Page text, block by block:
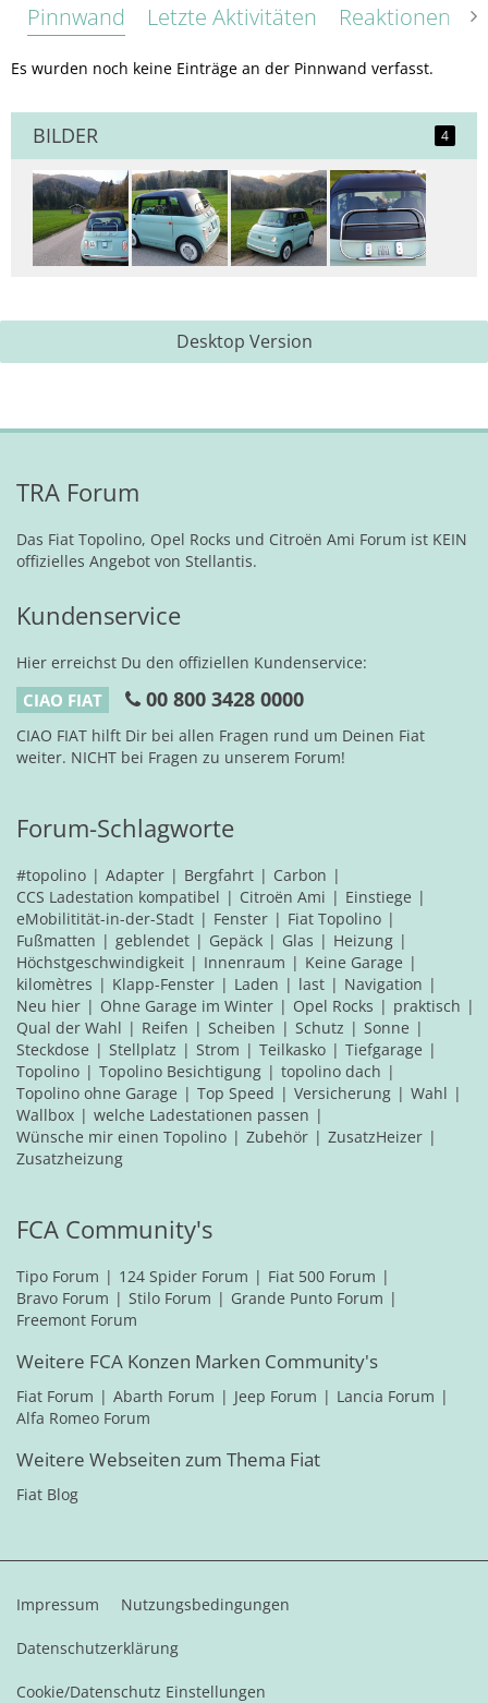
Pinnwand Letzte Aktivitäten Reaktionen
Es wurden noch keine Einträge an der Pinnwand verfasst.
BILDER 4
Desktop Version
TRA Forum
Das Fiat Topolino, Opel Rocks und Citroën Ami Forum ist KEIN
offizielles Angebot von Stellantis.
Kundenservice
Hier erreichst Du den offiziellen Kundenservice:
CIAO FIAT 00 800 3428 0000
CIAO FIAT hilft Dir bei allen Fragen rund um Deinen Fiat
weiter. NICHT bei Fragen zu unserem Forum!
Forum-Schlagworte
#topolino Adapter Bergfahrt
Carbon
CCS Ladestation kompatibel
Citroën Ami
Einstiege
eMobilitität-in-der-Stadt
Fenster
Fiat Topolino
Fußmatten
geblendet Gepäck Glas
Heizung
Höchstgeschwindigkeit
Innenraum
Keine Garage
kilomètres
Klapp-Fenster Laden last
Navigation
Neu hier
Ohne Garage im Winter Opel Rocks
praktisch
Qual der Wahl
Reifen Scheiben Schutz
Sonne
Steckdose
Stellplatz Strom Teilkasko
Tiefgarage
Topolino
Topolino Besichtigung
topolino dach
Topolino ohne Garage
Top Speed Versicherung
Wahl
Wallbox
welche Ladestationen passen
Wünsche mir einen Topolino
Zubehör
ZusatzHeizer
Zusatzheizung
FCA Community's
Tipo Forum 124 Spider Forum
Fiat 500 Forum
Bravo Forum
Stilo Forum
Grande Punto Forum
Freemont Forum
Weitere FCA Konzen Marken Community's
Fiat Forum Abarth Forum Jeep Forum
Lancia Forum
Alfa Romeo Forum
Weitere Webseiten zum Thema Fiat
Fiat Blog
Impressum Nutzungsbedingungen
Datenschutzerklärung
Cookie/Datenschutz Einstellungen